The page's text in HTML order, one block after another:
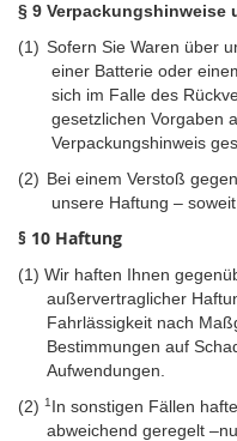
§ 9 Verpackungshinweise
(1) Sofern Sie Waren über
einer Batterie oder
sich im Falle des
gesetzlichen Vorgaben
Verpackungshinweis
(2) Bei einem Verstoß
unsere Haftung –
§ 10 Haftung
(1) Wir haften Ihnen
außervertraglicher
Fahrlässigkeit nach
Bestimmungen auf
Aufwendungen.
(2) 1 In sonstigen Fällen
abweichend geregelt